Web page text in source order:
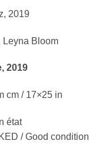
2019
Leyna Bloom
2019
cm / 17×25 in
état
/ Good condition